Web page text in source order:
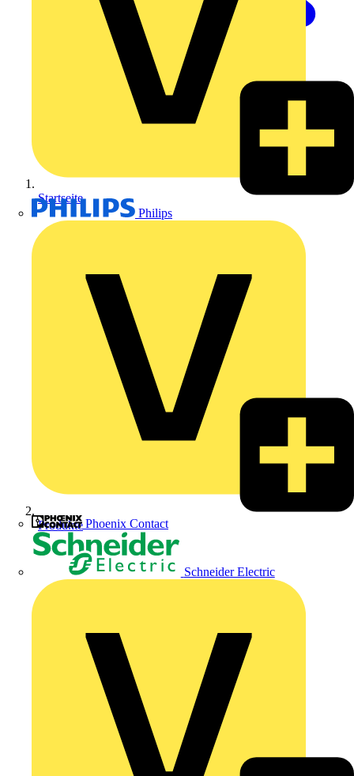
Philips
Phoenix Contact
Schneider Electric
Startseite
Produkte